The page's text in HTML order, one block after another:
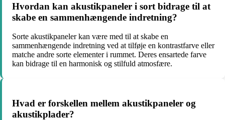
Hvordan kan akustikpaneler i sort bidrage til at
skabe en sammenhængende indretning?
Sorte akustikpaneler kan være med til at skabe en
sammenhængende indretning ved at tilføje en kontrastfarve eller
matche andre sorte elementer i rummet. Deres ensartede farve
kan bidrage til en harmonisk og stilfuld atmosfære.
Hvad er forskellen mellem akustikpaneler og
akustikplader?